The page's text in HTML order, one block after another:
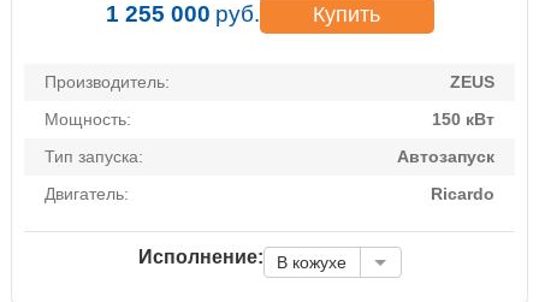
1 255 000 руб. Купить
Производитель:
ZEUS
Мощность:
150 кВт
Тип запуска:
Автозапуск
Двигатель:
Ricardo
Исполнение: В кожухе